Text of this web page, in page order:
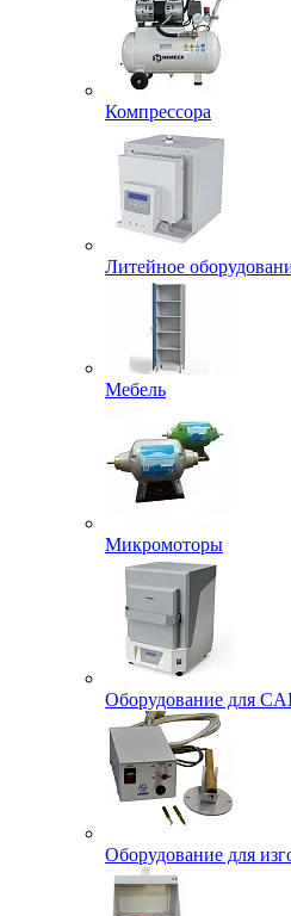
Компрессора
Литейное
Мебель
Микромоторы
Оборудование для
Оборудование для